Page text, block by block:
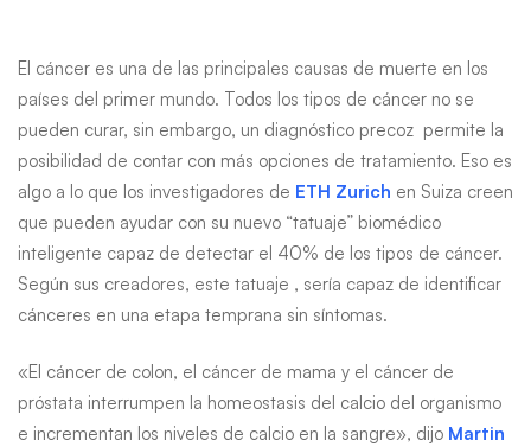
El cáncer es una de las principales causas de muerte en los
países del primer mundo. Todos los tipos de cáncer no se
pueden curar, sin embargo, un diagnóstico precoz permite la
posibilidad de contar con más opciones de tratamiento. Eso es
algo a lo que los investigadores de ETH Zurich en Suiza creen
que pueden ayudar con su nuevo “tatuaje” biomédico
inteligente capaz de detectar el 40% de los tipos de cáncer.
Según sus creadores, este tatuaje , sería capaz de identificar
cánceres en una etapa temprana sin síntomas.
«El cáncer de colon, el cáncer de mama y el cáncer de
próstata interrumpen la homeostasis del calcio del organismo
e incrementan los niveles de calcio en la sangre», dijo Martin